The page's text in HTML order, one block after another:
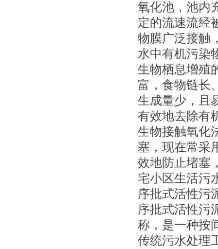
氧化池，池内
定的流速流经
物膜广泛接触
水中有机污染
生物栖息增殖
富，食物链长
生成量少，且
有效地去除有
生物接触氧化
塞，现在常采
效地防止堵塞
宅小区生活污
序批式活性污
序批式活性污
称，是一种按
传统污水处理